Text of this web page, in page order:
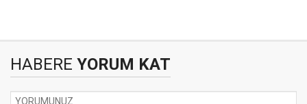
HABERE YORUM KAT